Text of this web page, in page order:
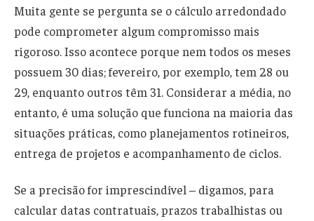
Muita gente se pergunta se o cálculo arredondado
pode comprometer algum compromisso mais
rigoroso. Isso acontece porque nem todos os meses
possuem 30 dias; fevereiro, por exemplo, tem 28 ou
29, enquanto outros têm 31. Considerar a média, no
entanto, é uma solução que funciona na maioria das
situações práticas, como planejamentos rotineiros,
entrega de projetos e acompanhamento de ciclos.
Se a precisão for imprescindível – digamos, para
calcular datas contratuais, prazos trabalhistas ou